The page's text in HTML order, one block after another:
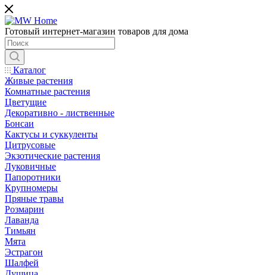
Готовый интернет-магазин товаров для дома
Каталог
Живые растения
Комнатные растения
Цветущие
Декоративно - лиственные
Бонсаи
Кактусы и суккуленты
Цитрусовые
Экзотические растения
Луковичные
Папоротники
Крупномеры
Пряные травы
Розмарин
Лаванда
Тимьян
Мята
Эстрагон
Шалфей